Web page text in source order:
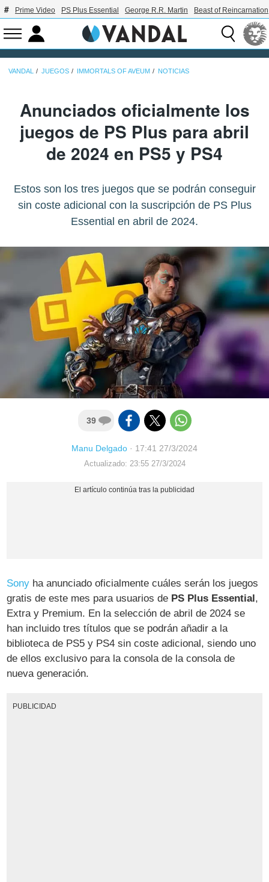
Prime Video PS Plus Essential George R.R. Martin Beast of Reincarnation
VANDAL JUEGOS IMMORTALS OF AVEUM NOTICIAS
Anunciados oficialmente los
juegos de PS Plus para abril
de 2024 en PS5 y PS4
Estos son los tres juegos que se podrán conseguir
sin coste adicional con la suscripción de PS Plus
Essential en abril de 2024.
39
Manu Delgado · 17:41 27/3/2024
Actualizado: 23:55 27/3/2024
Sony ha anunciado oficialmente cuáles serán los juegos
gratis de este mes para usuarios de PS Plus Essential,
Extra y Premium. En la selección de abril de 2024 se
han incluido tres títulos que se podrán añadir a la
biblioteca de PS5 y PS4 sin coste adicional, siendo uno
de ellos exclusivo para la consola de la consola de
nueva generación.
PUBLICIDAD